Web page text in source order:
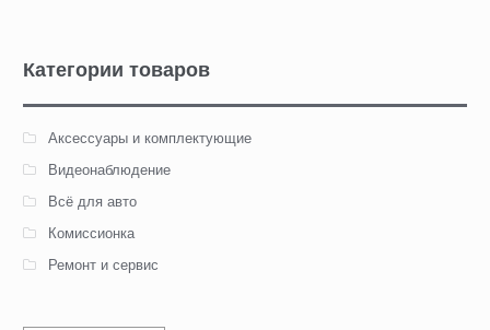
Категории товаров
Аксессуары и комплектующие
Видеонаблюдение
Всё для авто
Комиссионка
Ремонт и сервис